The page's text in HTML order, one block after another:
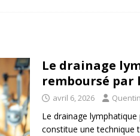
Le drainage
remboursé par
avril 6, 2026
Le drainage
constitue une technique